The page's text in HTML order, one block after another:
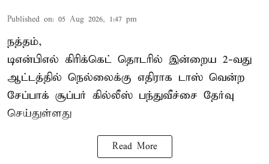
Published on: 05 Aug 2026, 1:47 pm
நத்தம்,
டிஎன்பிஎல் கிரிக்கெட் தொடரில் இன்றைய 2-வது
ஆட்டத்தில் நெல்லைக்கு எதிராக டாஸ் வென்ற
சேப்பாக் சூப்பர் கில்லீஸ் பந்துவீச்சை தேர்வு
செய்துள்ளது
Read More